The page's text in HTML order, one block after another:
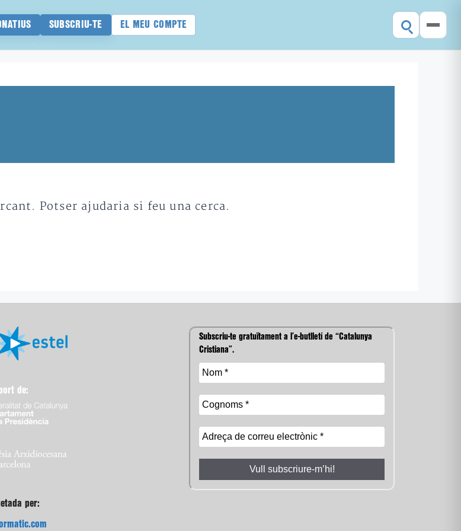
SUBSCRIU-TE EL MEU COMPTE
Potser ajudaria si feu una cerca.
de:
per:
Subscriu-te gratuïtament a l’e-butlletí de “Catalunya
Cristiana”.